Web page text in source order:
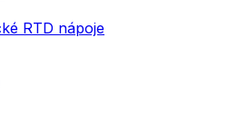
RTD nápoje